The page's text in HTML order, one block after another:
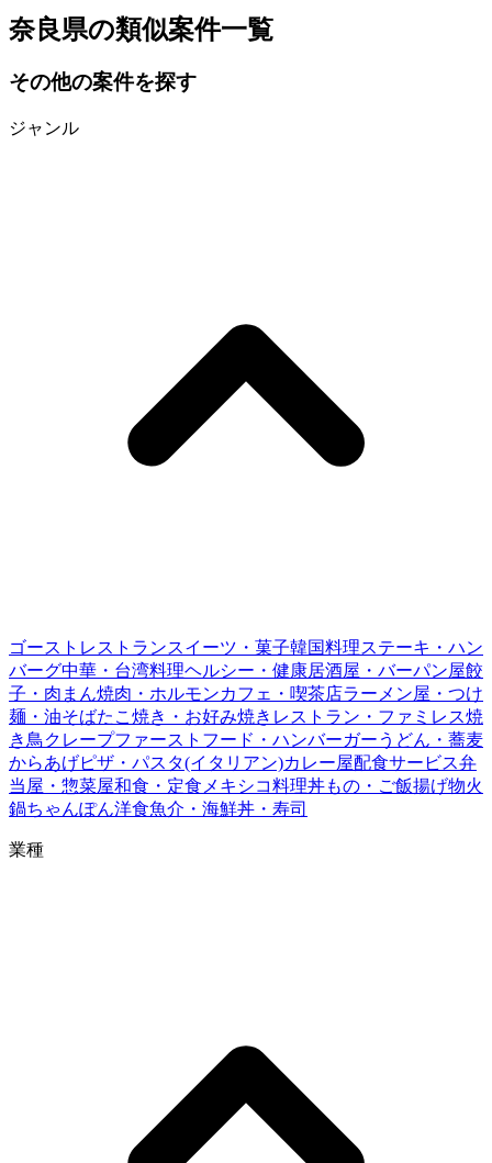
奈良県の類似案件一覧
その他の案件を探す
ジャンル
ゴーストレストランスイーツ・菓子韓国料理ステーキ・ハン
バーグ中華・台湾料理ヘルシー・健康居酒屋・バーパン屋餃
子・肉まん焼肉・ホルモンカフェ・喫茶店ラーメン屋・つけ
麺・油そばたこ焼き・お好み焼き レストラン・ファミレス焼
き鳥クレープファーストフード・ハンバーガー うどん・蕎麦
からあげピザ・パスタ(イタリアン)カレー屋配食サービス弁
当屋・惣菜屋和食・定食 メキシコ料理丼もの・ご飯揚げ物火
鍋ちゃんぽん洋食魚介・海鮮丼・寿司
業種